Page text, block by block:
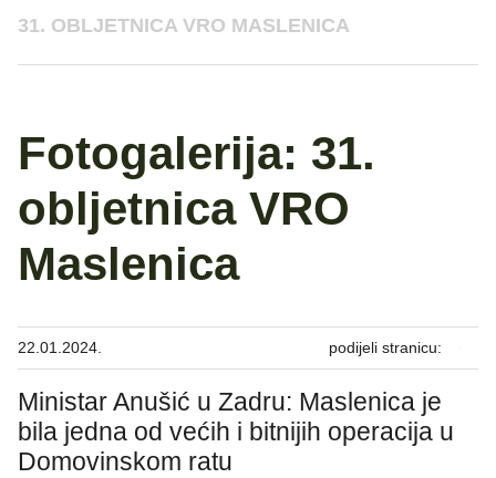
31. OBLJETNICA VRO MASLENICA
Fotogalerija: 31.
obljetnica VRO
Maslenica
22.01.2024. podijeli stranicu:
Ministar Anušić u Zadru: Maslenica je
bila jedna od većih i bitnijih operacija u
Domovinskom ratu